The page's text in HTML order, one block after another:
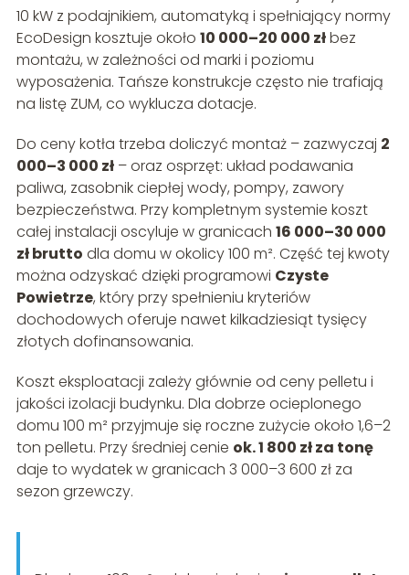
10 kW z podajnikiem, automatyką i spełniający normy
EcoDesign kosztuje około 10 000–20 000 złbez
montażu, w zależności od marki i poziomu
wyposażenia. Tańsze konstrukcje często nie trafiają
na listę ZUM, co wyklucza dotacje.
Do ceny kotła trzeba doliczyć montaż – zazwyczaj 2
000–3 000 zł– oraz osprzęt: układ podawania
paliwa, zasobnik ciepłej wody, pompy, zawory
bezpieczeństwa. Przy kompletnym systemie koszt
całej instalacji oscyluje w granicach 16 000–30 000
zł brutto dla domu w okolicy 100 m². Część tej kwoty
można odzyskać dzięki programowi Czyste
Powietrze, który przy spełnieniu kryteriów
dochodowych oferuje nawet kilkadziesiąt tysięcy
złotych dofinansowania.
Koszt eksploatacji zależy głównie od ceny pelletu i
jakości izolacji budynku. Dla dobrze ocieplonego
domu 100 m² przyjmuje się roczne zużycie około 1,6–2
ton pelletu. Przy średniej cenie ok. 1 800 zł za tonę
daje to wydatek w granicach 3 000–3 600 zł za
sezon grzewczy.